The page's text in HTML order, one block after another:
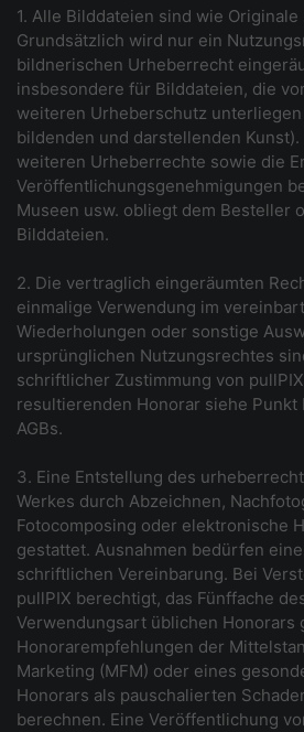
1. Alle Bilddateien sind wie
Grundsätzlich wird nur ein
bildnerischen Urheberrecht
insbesondere für Bilddateien, die
weiteren Urheberschutz unterliegen
bildenden und darstellenden
weiteren Urheberrechte sowie die
Veröffentlichungsgenehmigungen
Museen usw. obliegt dem Besteller
Bilddateien.
2. Die vertraglich eingeräumten
einmalige Verwendung im
Wiederholungen oder sonstige
ursprünglichen Nutzungsrechtes
schriftlicher Zustimmung von
resultierenden Honorar siehe Punkt
AGBs.
3. Eine Entstellung des
Werkes durch Abzeichnen,
Fotocomposing oder elektronische
gestattet. Ausnahmen bedürfen
schriftlichen Vereinbarung. Bei
pullPIX berechtigt, das Fünffache
Verwendungsart üblichen Honorars
Honorarempfehlungen der
Marketing (MFM) oder eines
Honorars als pauschalierten
berechnen. Eine Veröffentlichung